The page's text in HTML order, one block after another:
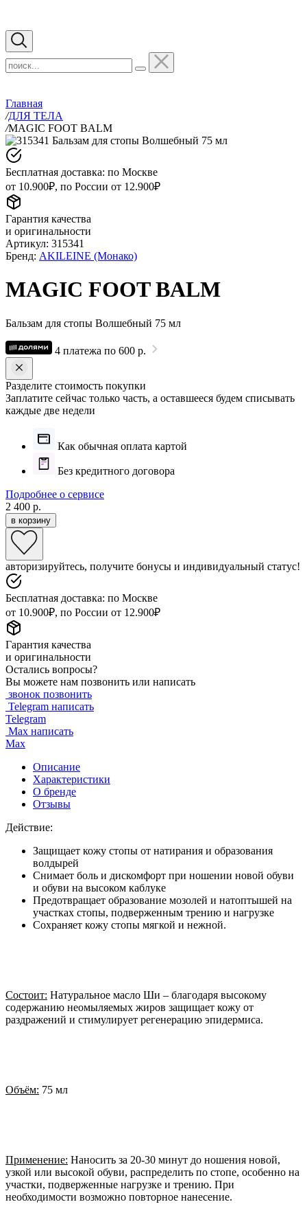
Главная
/ДЛЯ ТЕЛА
/MAGIC FOOT BALM
Бесплатная доставка: по Москве
от 10.900₽, по России от 12.900₽
Гарантия качества
и оригинальности
Артикул: 315341
Бренд: AKILEINE (Монако)
MAGIC FOOT BALM
Бальзам для стопы Волшебный 75 мл
4 платежа по 600 р.
Разделите стоимость покупки
Заплатите сейчас только часть, а оставшееся будем списывать
каждые две недели
Как обычная оплата картой
Без кредитного договора
Подробнее о сервисе
2 400 р.
в корзину
авторизируйтесь, получите бонусы и индивидуальный статус!
Бесплатная доставка: по Москве
от 10.900₽, по России от 12.900₽
Гарантия качества
и оригинальности
Остались вопросы?
Вы можете нам позвонить или написать
звонок позвонить
Telegram написать
Telegram
Max написать
Max
Описание
Характеристики
О бренде
Отзывы
Действие:
Защищает кожу стопы от натирания и образования
волдырей
Снимает боль и дискомфорт при ношении новой обуви
и обуви на высоком каблуке
Предотвращает образование мозолей и натоптышей на
участках стопы, подверженным трению и нагрузке
Сохраняет кожу стопы мягкой и нежной.
Состоит: Натуральное масло Ши – благодаря высокому
содержанию неомыляемых жиров защищает кожу от
раздражений и стимулирует регенерацию эпидермиса.
Объём: 75 мл
Применение: Наносить за 20-30 минут до ношения новой,
узкой или высокой обуви, распределить по стопе, особенно на
участки, подверженные нагрузке и трению. При
необходимости возможно повторное нанесение.